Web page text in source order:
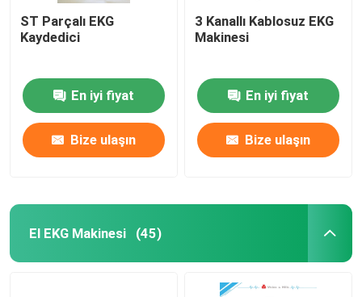
ST Parçalı EKG
Kaydedici
En iyi fiyat
Bize ulaşın
3 Kanallı Kablosuz EKG
Makinesi
En iyi fiyat
Bize ulaşın
El EKG Makinesi (45)